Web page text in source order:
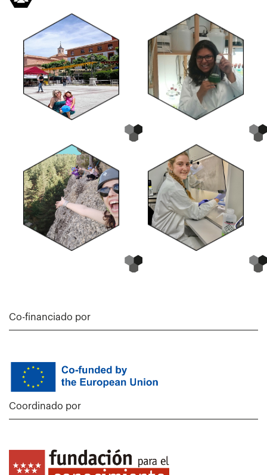
Co-financiado por
Coordinado por